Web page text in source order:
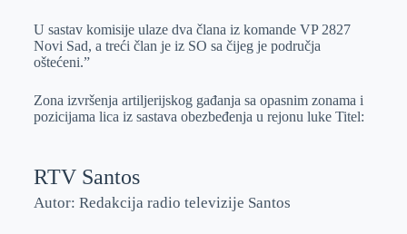
U sastav komisije ulaze dva člana iz komande VP 2827
Novi Sad, a treći član je iz SO sa čijeg je područja
oštećeni.”
Zona izvršenja artiljerijskog gađanja sa opasnim zonama i
pozicijama lica iz sastava obezbeđenja u rejonu luke Titel:
RTV Santos
Autor: Redakcija radio televizije Santos